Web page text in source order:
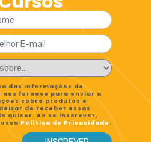
das informações de
nos fornece para enviar a
sobre produtos e
de receber essas
quiser. Ao se inscrever,
Política de Privacidade .